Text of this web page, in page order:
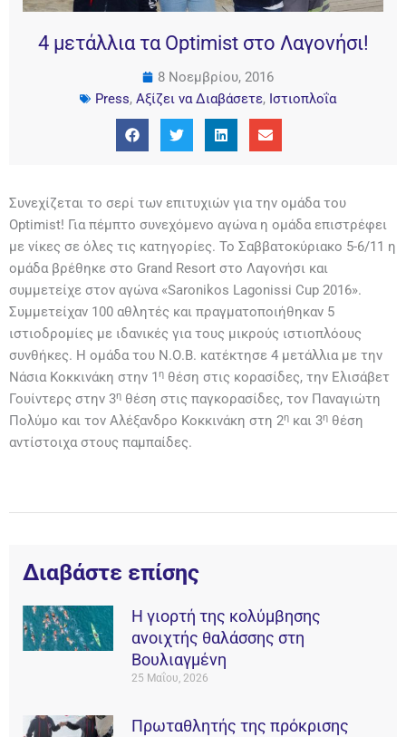
4 μετάλλια τα Optimist στο Λαγονήσι!
8 Νοεμβρίου, 2016
Press, Αξίζει να Διαβάσετε, Ιστιοπλοΐα
Συνεχίζεται το σερί των επιτυχιών για την ομάδα του
Optimist! Για πέμπτο συνεχόμενο αγώνα η ομάδα επιστρέφει
με νίκες σε όλες τις κατηγορίες. Το Σαββατοκύριακο 5-6/11 η
ομάδα βρέθηκε στο Grand Resort στο Λαγονήσι και
συμμετείχε στον αγώνα «Saronikos Lagonissi Cup 2016».
Συμμετείχαν 100 αθλητές και πραγματοποιήθηκαν 5
ιστιοδρομίες με ιδανικές για τους μικρούς ιστιοπλόους
συνθήκες. Η ομάδα του Ν.Ο.Β. κατέκτησε 4 μετάλλια με την
Νάσια Κοκκινάκη στην 1η θέση στις κορασίδες, την Ελισάβετ
Γουίντερς στην 3η θέση στις παγκορασίδες, τον Παναγιώτη
Πολύμο και τον Αλέξανδρο Κοκκινάκη στη 2η και 3η θέση
αντίστοιχα στους παμπαίδες.
Διαβάστε επίσης
Η γιορτή της κολύμβησης
ανοιχτής θαλάσσης στη
Βουλιαγμένη
25 Μαΐου, 2026
Πρωταθλητής της πρόκρισης